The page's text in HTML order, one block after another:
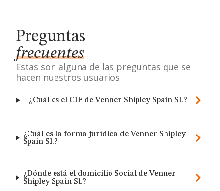
Preguntas
frecuentes
Estas son alguna de las preguntas que se
hacen nuestros usuarios
¿Cuál es el CIF de Venner Shipley Spain Sl.?
¿Cuál es la forma jurídica de Venner Shipley
Spain Sl.?
¿Dónde está el domicilio Social de Venner
Shipley Spain Sl.?